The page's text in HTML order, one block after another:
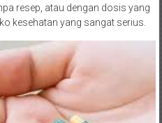
resep, atau dengan dosis yang
kesehatan yang sangat serius.